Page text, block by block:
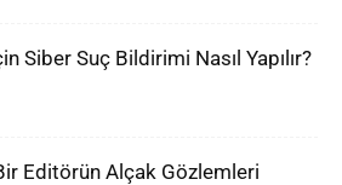
Siber Suç Bildirimi Nasıl Yapılır?
Editörün Alçak Gözlemleri